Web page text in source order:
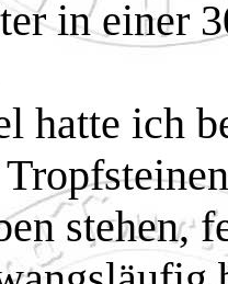
in einer
hatte ich
stehen,